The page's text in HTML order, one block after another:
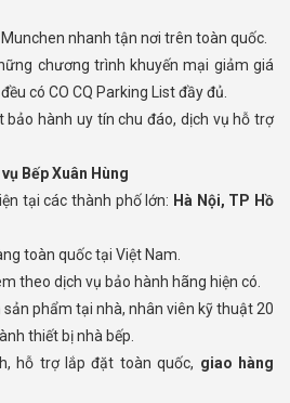
Munchen nhanh tận nơi trên toàn quốc.
có CO CQ Parking List đầy đủ.
vụ Bếp Xuân Hùng
tại các thành phố lớn: Hà Nội, TP Hồ
toàn quốc tại Việt Nam.
theo dịch vụ bảo hành hãng hiện có.
sản phẩm tại nhà, nhân viên kỹ thuật 20
thiết bị nhà bếp.
hỗ trợ lắp đặt toàn quốc, giao hàng